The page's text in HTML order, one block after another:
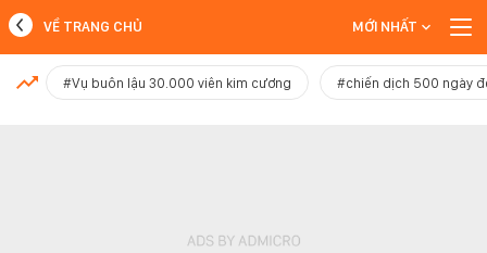
MỚI NHẤT
VỀ TRANG CHỦ MỚI NHẤT
#Vụ buôn lậu 30.000 viên kim cương #chiến dịch 500 ngày